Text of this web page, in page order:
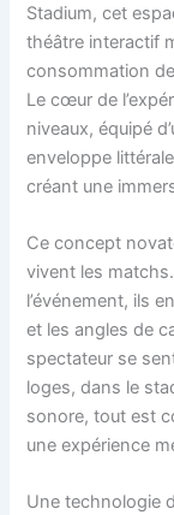
Stadium, cet
théâtre interactif
consommation
Le cœur de
niveaux, équipé
enveloppe
créant une
Ce concept
vivent les
l’événement, ils
et les angles de
spectateur se
loges, dans le
sonore, tout est
une expérience
Une technologie